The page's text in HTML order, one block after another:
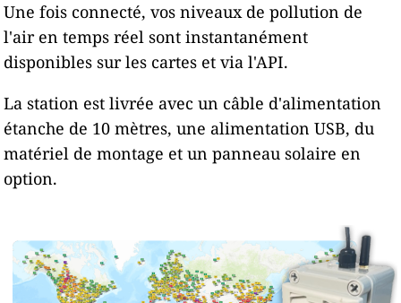
Une fois connecté, vos niveaux de pollution de
l'air en temps réel sont instantanément
disponibles sur les cartes et via l'API.
La station est livrée avec un câble d'alimentation
étanche de 10 mètres, une alimentation USB, du
matériel de montage et un panneau solaire en
option.